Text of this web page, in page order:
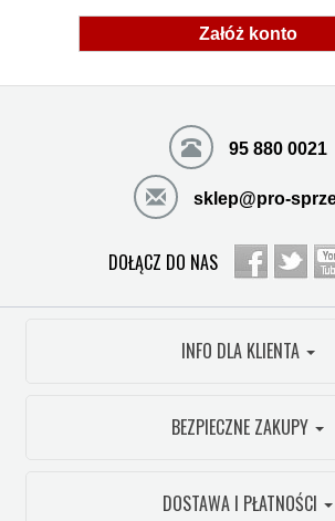
Załóż konto
95 880 0021
sklep@pro-
DOŁĄCZ DO NAS
INFO DLA KLIENTA
BEZPIECZNE ZAKUPY
DOSTAWA I PŁATNOŚCI